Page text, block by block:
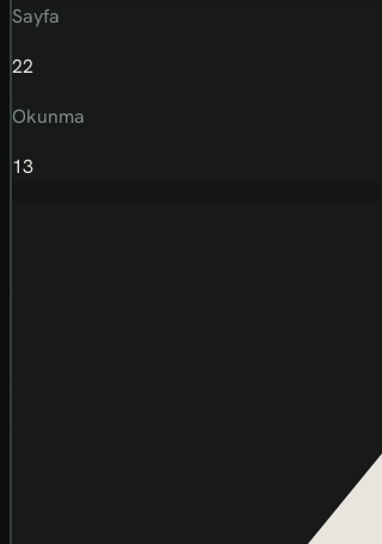
Sayfa
22
Okunma
13